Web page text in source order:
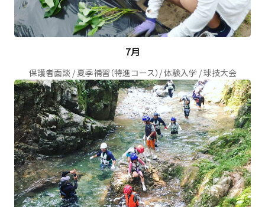
7月
保護者面談 / 夏季補習（特進コース）/ 体験入学 / 球技大会